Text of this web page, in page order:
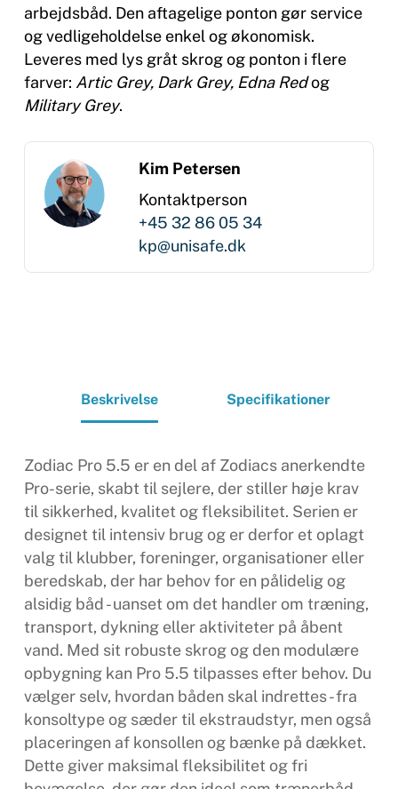
arbejdsbåd. Den aftagelige ponton gør service
og vedligeholdelse enkel og økonomisk.
Leveres med lys gråt skrog og ponton i flere
farver: Artic Grey, Dark Grey, Edna Redog
Military Grey.
Kim Petersen
Kontaktperson
+45 32 86 05 34
kp@unisafe.dk
Beskrivelse Specifikationer
Zodiac Pro 5.5 er en del af Zodiacs anerkendte
Pro-serie, skabt til sejlere, der stiller høje krav
til sikkerhed, kvalitet og fleksibilitet. Serien er
designet til intensiv brug og er derfor et oplagt
valg til klubber, foreninger, organisationer eller
beredskab, der har behov for en pålidelig og
alsidig båd - uanset om det handler om træning,
transport, dykning eller aktiviteter på åbent
vand. Med sit robuste skrog og den modulære
opbygning kan Pro 5.5 tilpasses efter behov. Du
vælger selv, hvordan båden skal indrettes - fra
konsoltype og sæder til ekstraudstyr, men også
placeringen af konsollen og bænke på dækket.
Dette giver maksimal fleksibilitet og fri